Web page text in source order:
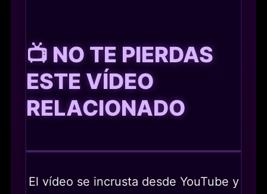
📺 NO TE PIERDAS
ESTE VÍDEO
RELACIONADO
El vídeo se incrusta desde YouTube y